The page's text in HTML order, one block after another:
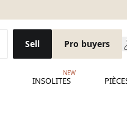
Sell Pro buyers
INSOLITES
NEW